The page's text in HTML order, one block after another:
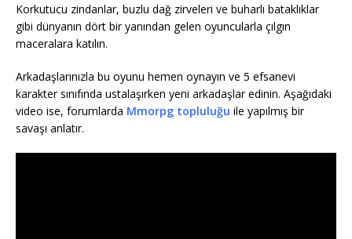
Korkutucu zindanlar, buzlu dağ zirveleri ve buharlı bataklıklar
gibi dünyanın dört bir yanından gelen oyuncularla çılgın
maceralara katılın.
Arkadaşlarınızla bu oyunu hemen oynayın ve 5 efsanevi
karakter sınıfında ustalaşırken yeni arkadaşlar edinin. Aşağıdaki
video ise, forumlarda Mmorpg topluluğu ile yapılmış bir
savaşı anlatır.